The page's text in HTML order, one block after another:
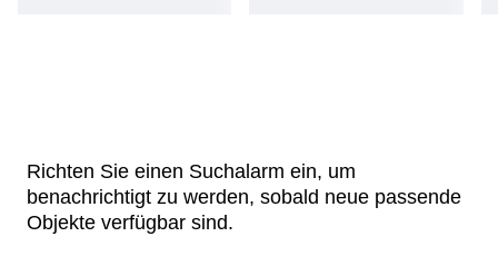
Richten Sie einen Suchalarm ein, um
benachrichtigt zu werden, sobald neue passende
Objekte verfügbar sind.